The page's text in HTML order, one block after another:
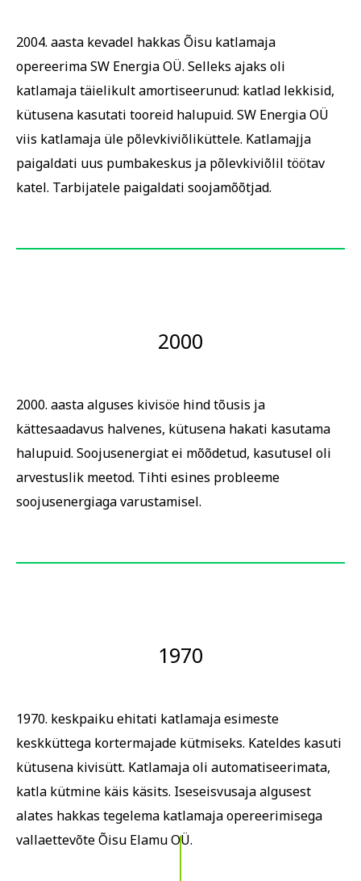
2004. aasta kevadel hakkas Õisu katlamaja
opereerima SW Energia OÜ. Selleks ajaks oli
katlamaja täielikult amortiseerunud: katlad lekkisid,
kütusena kasutati tooreid halupuid. SW Energia OÜ
viis katlamaja üle põlevkiviõliküttele. Katlamajja
paigaldati uus pumbakeskus ja põlevkiviõlil töötav
katel. Tarbijatele paigaldati soojamõõtjad.
2000
2000. aasta alguses kivisöe hind tõusis ja
kättesaadavus halvenes, kütusena hakati kasutama
halupuid. Soojusenergiat ei mõõdetud, kasutusel oli
arvestuslik meetod. Tihti esines probleeme
soojusenergiaga varustamisel.
1970
1970. keskpaiku ehitati katlamaja esimeste
keskküttega kortermajade kütmiseks. Kateldes kasuti
kütusena kivisütt. Katlamaja oli automatiseerimata,
katla kütmine käis käsits. Iseseisvusaja algusest
alates hakkas tegelema katlamaja opereerimisega
vallaettevõte Õisu Elamu OÜ.